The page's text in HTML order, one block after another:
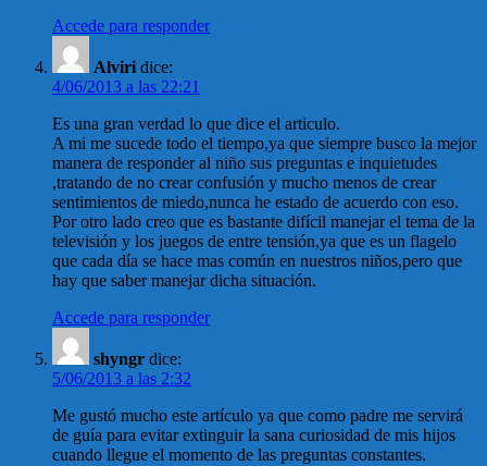
Accede para responder
Alviri dice:
4/06/2013 a las 22:21
Es una gran verdad lo que dice el articulo.
A mi me sucede todo el tiempo,ya que siempre busco la mejor
manera de responder al niño sus preguntas e inquietudes
,tratando de no crear confusión y mucho menos de crear
sentimientos de miedo,nunca he estado de acuerdo con eso.
Por otro lado creo que es bastante difícil manejar el tema de la
televisión y los juegos de entre tensión,ya que es un flagelo
que cada día se hace mas común en nuestros niños,pero que
hay que saber manejar dicha situación.
Accede para responder
shyngr dice:
5/06/2013 a las 2:32
Me gustó mucho este artículo ya que como padre me servirá
de guía para evitar extinguir la sana curiosidad de mis hijos
cuando llegue el momento de las preguntas constantes.